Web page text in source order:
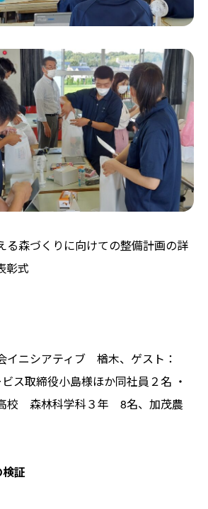
る森づくりに向けての整備計画の詳
彰式
イニシアティブ 楢木、ゲスト：
ス取締役小島様ほか同社員２名 ・
校 森林科学科３年 8名、加茂農
証